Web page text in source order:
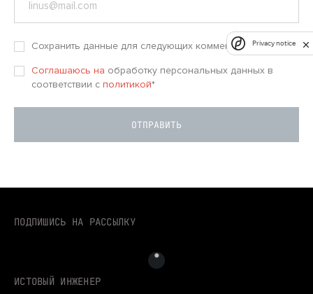
Сохранить данные для следующих комментариев
Соглашаюсь на обработку персональных данных в
соответствии сполитикой*
ИСТОВЫЙ ИНЖЕНЕР
ПОДПИШИСЬ НА РАССЫЛКУ
Privacy notice